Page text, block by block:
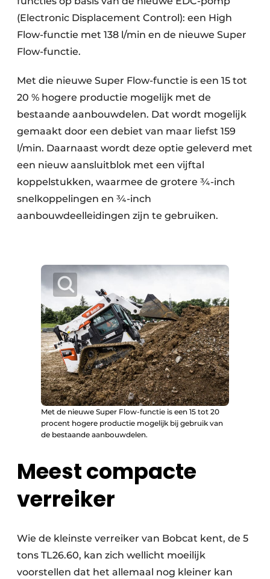
(Electronic Displacement Control): een High
Flow-functie met 138 l/min en de nieuwe Super
Flow-functie.
Met die nieuwe Super Flow-functie is een 15 tot
20 % hogere productie mogelijk met de
bestaande aanbouwdelen. Dat wordt mogelijk
gemaakt door een debiet van maar liefst 159
l/min. Daarnaast wordt deze optie geleverd met
een nieuw aansluitblok met een vijftal
koppelstukken, waarmee de grotere ¾-inch
snelkoppelingen en ¾-inch
aanbouwdeelleidingen zijn te gebruiken.
Met de nieuwe Super Flow-functie is een 15 tot 20
procent hogere productie mogelijk bij gebruik van
de bestaande aanbouwdelen.
Meest compacte
verreiker
Wie de kleinste verreiker van Bobcat kent, de 5
tons TL26.60, kan zich wellicht moeilijk
voorstellen dat het allemaal nog kleiner kan